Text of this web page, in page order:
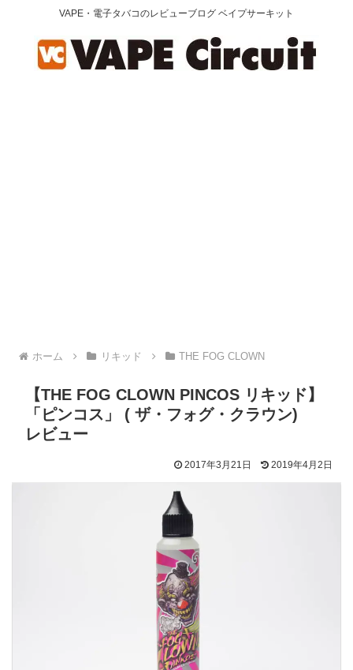
VAPE・電子タバコのレビューブログ ベイプサーキット
ホーム リキッド THE FOG CLOWN
【THE FOG CLOWN PINCOS リキッド】
「ピンコス」 ( ザ・フォグ・クラウン)
レビュー
2017年3月21日 2019年4月2日